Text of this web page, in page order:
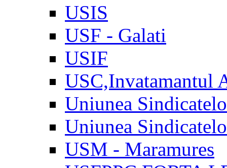
USIS
USF - Galati
USIF
USC,Invatamantul
Uniunea
Uniunea
USM - Maramures